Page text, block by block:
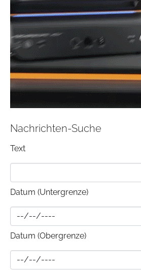
Nachrichten-Suche
Text
Datum (Untergrenze)
Datum (Obergrenze)